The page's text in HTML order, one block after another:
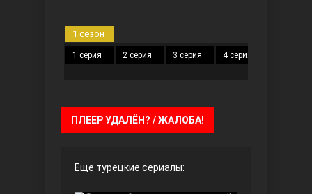
Красивее, чем ты
Чёрно-белая любовь
1 сезон
1 серия 2 серия 3 серия 4 серия
ПЛЕЕР УДАЛЁН? / ЖАЛОБА!
Еще турецкие сериалы: